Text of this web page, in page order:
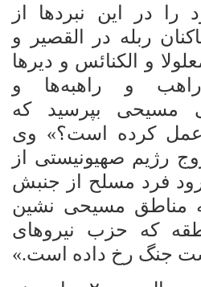
را در این نبردها از
ربله در القصیر و
و الکنائس و دیرها
و راهبه‌ها و
مسیحی بپرسید که
عمل کرده است؟» وی
رژیم صهیونیستی از
فرد مسلح از جنبش
مناطق مسیحی نشین
که حزب نیروهای
جنگ رخ داده است.»